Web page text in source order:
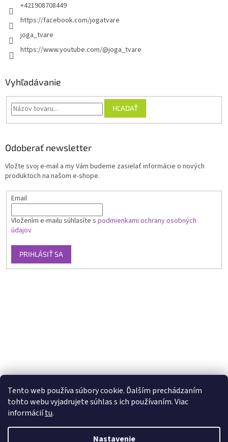
Tento web používa súbory cookie. Ďalším prechádzaním
tohto webu vyjadrujete súhlas s ich používaním. Viac
informáciítu.
Nastavenie
+421908708449
https://facebook.com/jogatvare
joga_tvare
https://www.youtube.com/@joga_tvare
Vyhľadávanie
HĽADAŤ
Odoberať newsletter
Vložte svoj e-mail a my Vám budeme zasielať informácie o nových
produktoch na našom e-shope.
Email
Vložením e-mailu súhlasíte s podmienkami ochrany osobných
údajov
PRIHLÁSIŤ SA